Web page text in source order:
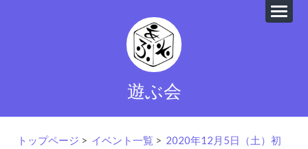
遊ぶ会
トップページ > イベント一覧 > 2020年12月5日（土）初